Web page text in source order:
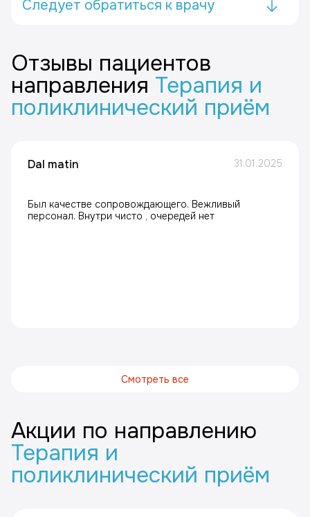
Следует обратиться к врачу
Отзывы пациентов
направления Терапия и
поликлинический приём
Dal matin 31.01.2025
Был качестве сопровождающего. Вежливый
персонал. Внутри чисто , очередей нет
Смотреть все
Акции по направлению
Терапия и
поликлинический приём